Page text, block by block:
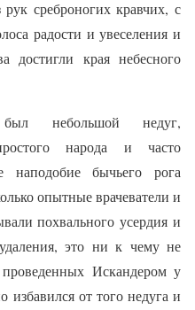
среброногих кравчих, с
радости и увеселения и
достигли края небесного
небольшой недуг,
народа и часто
бычьего рога
опытные врачеватели и
похвального усердия и
это ни к чему не
Искандером у
избавился от того недуга и